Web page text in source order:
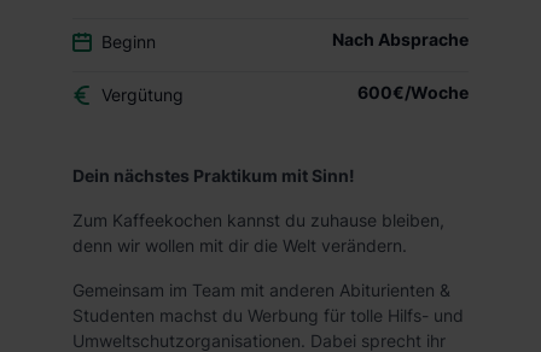
Beginn Nach Absprache
Vergütung 600€/Woche
Dein nächstes Praktikum mit Sinn!
Zum Kaffeekochen kannst du zuhause bleiben,
denn wir wollen mit dir die Welt verändern.
Gemeinsam im Team mit anderen Abiturienten &
Studenten machst du Werbung für tolle Hilfs- und
Umweltschutzorganisationen. Dabei sprecht ihr